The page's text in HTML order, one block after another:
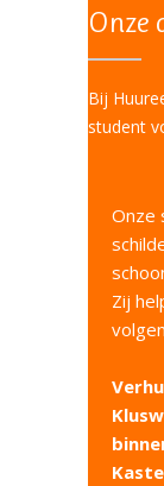
Onze
Bij
student
Onze
Zij